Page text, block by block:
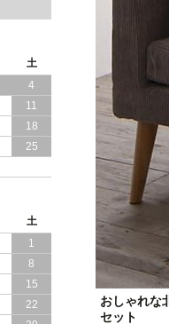
おしゃれな
セット
日本
る 引き
ベッド
引き出
日本製
＆ ス
ト ベ
ント が
ト ベ
土
4
11
18
25
土
1
8
15
22